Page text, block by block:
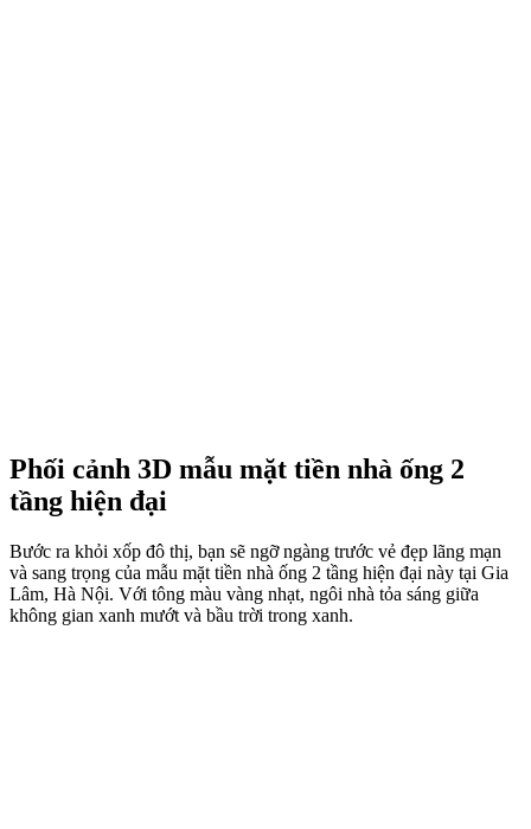
Phối cảnh 3D mẫu mặt tiền nhà ống 2
tầng hiện đại
Bước ra khỏi xốp đô thị, bạn sẽ ngỡ ngàng trước vẻ đẹp lãng mạn
và sang trọng của mẫu mặt tiền nhà ống 2 tầng hiện đại này tại Gia
Lâm, Hà Nội. Với tông màu vàng nhạt, ngôi nhà tỏa sáng giữa
không gian xanh mướt và bầu trời trong xanh.